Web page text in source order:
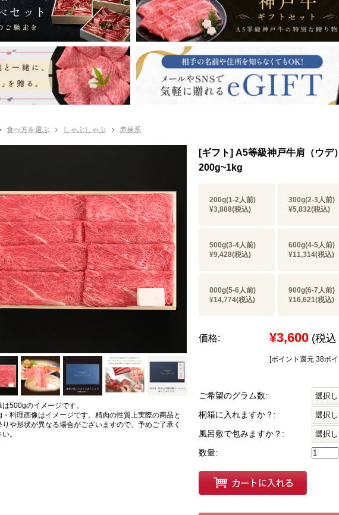
食べ方を選ぶ しゃぶしゃぶ 赤身系
は500gのイメージです。
・料理画像はイメージです。精肉の性質上実際の商品と
りや形状が異なる場合がございますので、予めご了承く
。
[ギフト] A5等級神戸牛肩（ウ
200g~1kg
200g(1-2人前)
¥3,888(税込)
300g(2-3人前)
¥5,832(税込)
500g(3-4人前)
¥9,428(税込)
600g(4-5人前)
¥11,314(税込)
800g(5-6人前)
¥14,774(税込)
900g(6-7人前)
¥16,621(税込)
価格: ¥3,600 (税
[ポイント還元 38ポ
ご希望のグラム数:
桐箱に入れますか？:
風呂敷で包みますか？:
数量: